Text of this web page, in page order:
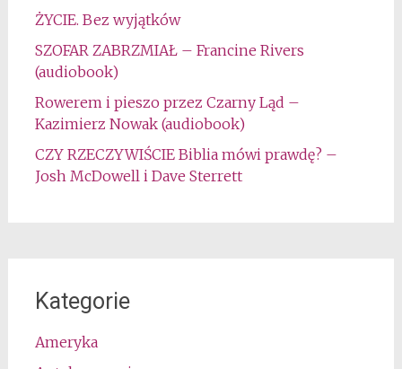
ŻYCIE. Bez wyjątków
SZOFAR ZABRZMIAŁ – Francine Rivers
(audiobook)
Rowerem i pieszo przez Czarny Ląd –
Kazimierz Nowak (audiobook)
CZY RZECZYWIŚCIE Biblia mówi prawdę? –
Josh McDowell i Dave Sterrett
Kategorie
Ameryka